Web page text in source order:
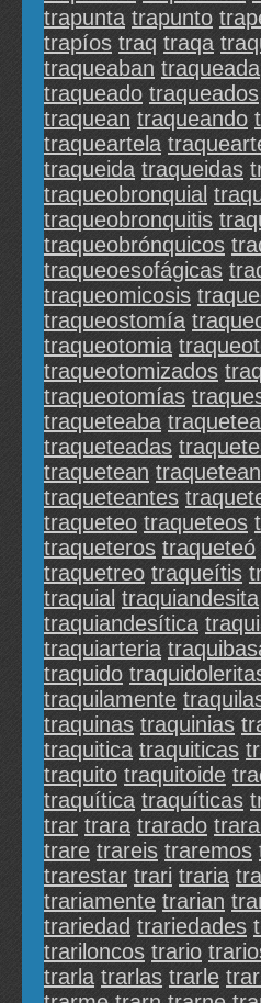
trapunta trapunto
trapíos traq traqa
traqueaban traqueada
traqueado traqueados
traquean traqueando
traqueartela
traqueida traqueidas
traqueobronquial
traqueobronquitis
traqueobrónquicos
traqueoesofágicas
traqueomicosis
traqueostomía
traqueotomia
traqueotomizados
traqueotomías
traqueteaba
traqueteadas
traquetean
traqueteantes
traqueteo traqueteos
traqueteros traqueteó
traquetreo traqueítis
traquial traquiandesita
traquiandesítica
traquiarteria
traquido
traquilamente
traquinas traquinias
traquitica traquiticas
traquito traquitoide
traquítica traquíticas
trar trara trarado
trare trareis traremos
trarestar trari traria
trariamente trarian
trariedad trariedades
trariloncos trario
trarla trarlas trarle